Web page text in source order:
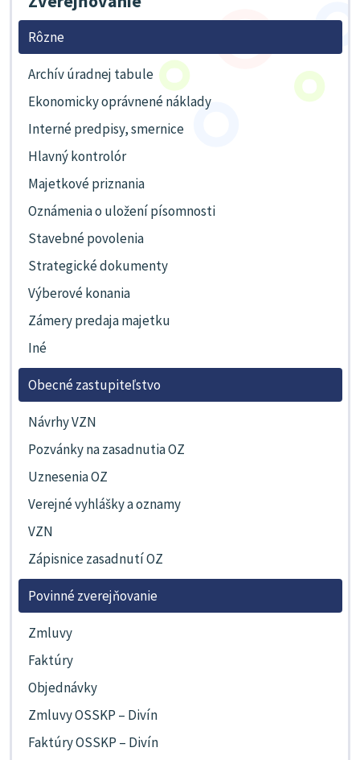
Rôzne
Archív úradnej tabule
Ekonomicky oprávnené náklady
Interné predpisy, smernice
Hlavný kontrolór
Majetkové priznania
Oznámenia o uložení písomnosti
Stavebné povolenia
Strategické dokumenty
Výberové konania
Zámery predaja majetku
Iné
Obecné zastupiteľstvo
Návrhy VZN
Pozvánky na zasadnutia OZ
Uznesenia OZ
Verejné vyhlášky a oznamy
VZN
Zápisnice zasadnutí OZ
Povinné zverejňovanie
Zmluvy
Faktúry
Objednávky
Zmluvy OSSKP – Divín
Faktúry OSSKP – Divín